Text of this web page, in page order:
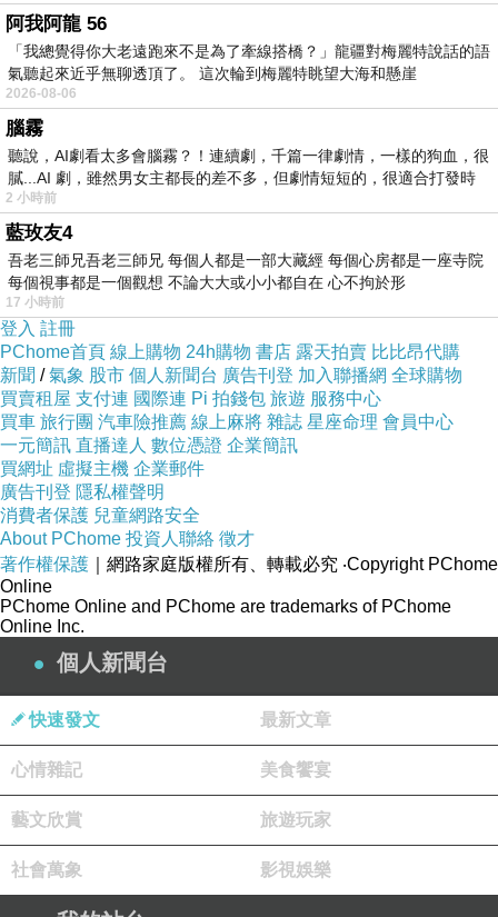
很棒的對話
妳一定可以大玩特玩的
加油...
版主回應
不這樣做，我怕自己會撐不住
2011-05-07 12:08:10
阿我阿龍 56
「我總覺得你大老遠跑來不是為了牽線搭橋？」龍疆對梅麗特說話的語
氣聽起來近乎無聊透頂了。 這次輪到梅麗特眺望大海和懸崖
2026-08-06
腦霧
聽說，AI劇看太多會腦霧？！連續劇，千篇一律劇情，一樣的狗血，很
膩...AI 劇，雖然男女主都長的差不多，但劇情短短的，很適合打發時
2 小時前
藍玫友4
吾老三師兄吾老三師兄 每個人都是一部大藏經 每個心房都是一座寺院
每個視事都是一個觀想 不論大大或小小都自在 心不拘於形
17 小時前
登入 註冊
PChome首頁 線上購物 24h購物 書店 露天拍賣 比比昂代購
新聞 /氣象 股市 個人新聞台 廣告刊登 加入聯播網 全球購物
買賣租屋 支付連 國際連 Pi 拍錢包 旅遊 服務中心
買車 旅行團 汽車險推薦 線上麻將 雜誌 星座命理 會員中心
一元簡訊 直播達人 數位憑證 企業簡訊
買網址 虛擬主機 企業郵件
廣告刊登 隱私權聲明
消費者保護 兒童網路安全
About PChome 投資人聯絡 徵才
著作權保護 ｜網路家庭版權所有、轉載必究 ‧Copyright PChome
Online
PChome Online and PChome are trademarks of PChome
Online Inc.
個人新聞台
快速發文 最新文章
心情雜記 美食饗宴
藝文欣賞 旅遊玩家
社會萬象 影視娛樂